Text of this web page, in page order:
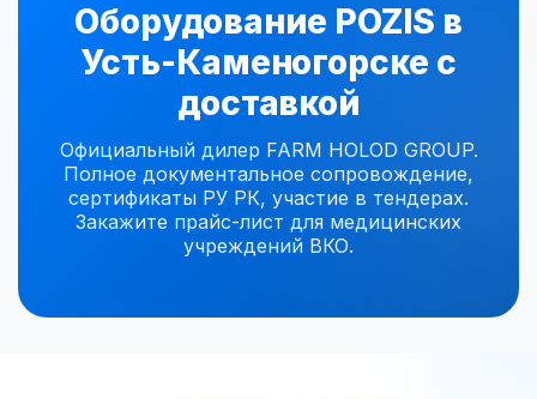
Оборудование POZIS в
Усть-Каменогорске с
доставкой
Официальный дилер FARM HOLOD GROUP.
Полное документальное сопровождение,
сертификаты РУ РК, участие в тендерах.
Закажите прайс-лист для медицинских
учреждений ВКО.